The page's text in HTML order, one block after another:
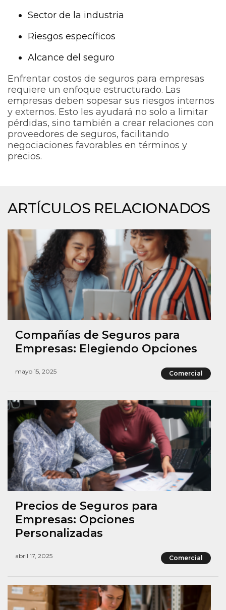
Sector de la industria
Riesgos específicos
Alcance del seguro
Enfrentar costos de seguros para empresas
requiere un enfoque estructurado. Las
empresas deben sopesar sus riesgos internos
y externos. Esto les ayudará no solo a limitar
pérdidas, sino también a crear relaciones con
proveedores de seguros, facilitando
negociaciones favorables en términos y
precios.
ARTÍCULOS RELACIONADOS
Compañías de Seguros para
Empresas: Elegiendo Opciones
mayo 15, 2025 Comercial
Precios de Seguros para
Empresas: Opciones
Personalizadas
abril 17, 2025 Comercial